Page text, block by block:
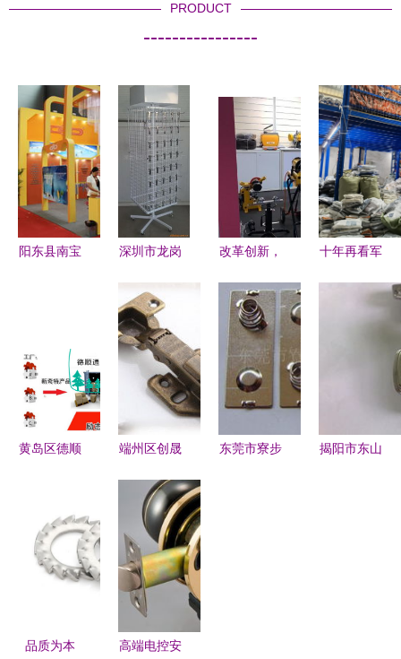
PRODUCT
----------------
阳东县南宝
售的品质之
选
深圳市龙岗
金厂 优质
展示柜与五
金零售专家
改革创新，
具的前进之
旅
十年再看军
行者火种终
黄岛区德顺
绒豹纹口
罩，守护秋
冬时尚新典
端州区创晟
专注五金产
品零售，
服...
东莞市寮步
揭阳市东山
品质为本 高端电控安